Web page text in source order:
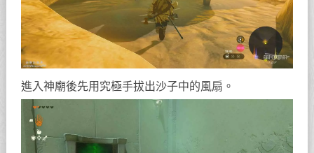
進入神廟後先用究極手拔出沙子中的風扇。